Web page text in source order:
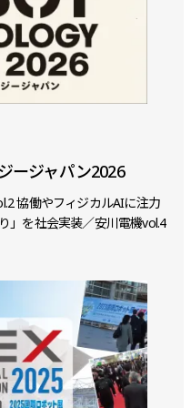
ージャパン2026
協働やフィジカルAIに注力
」を社会実装／安川電機vol.4